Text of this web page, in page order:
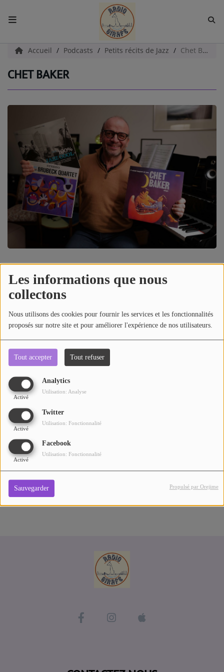
Les informations que nous
collectons
Nous utilisons des cookies pour fournir les services et les fonctionnalités
proposés sur notre site et pour améliorer l'expérience de nos utilisateurs.
Tout accepter Tout refuser
Analytics
Activé
Utilisation: Analyse
Twitter
Activé
Utilisation: Fonctionnalité
Facebook
Activé
Utilisation: Fonctionnalité
Sauvegarder Propulsé par Orejime
ACCUEIL
Radio
EQUIPES
EVÈNEMENTS
Podcast
UN HAVRE DE CULTURE
PAROLES D'ENTREPRENEURS
LE LIVE RADIO GIRAFE
DICTIONNAIRE DES IDÉES CONFUSES
BOULEVARD DES ARTISTES
LES MOTS À LA BOUCHE
SPORT ADDICT
PETITS RÉCITS DE JAZZ
Contact
Se connecter
Accueil Podcasts Petits récits de Jazz Chet Baker
CHET BAKER
1709 vues
Écouter le podcast
Retrouvez les récits de Jazz de Fabrice, aujourd'hui, Chet
Commentaires(0)
Connectez-vous pour commenter cet article